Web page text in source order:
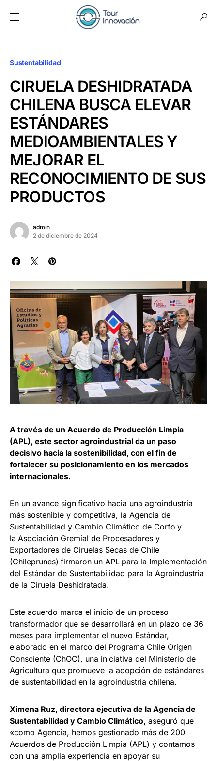
Sustentabilidad
CIRUELA DESHIDRATADA
CHILENA BUSCA ELEVAR
ESTÁNDARES
MEDIOAMBIENTALES Y
MEJORAR EL
RECONOCIMIENTO DE SUS
PRODUCTOS
admin
2 de diciembre de 2024
A través de un Acuerdo de Producción Limpia
(APL), este sector agroindustrial da un paso
decisivo hacia la sostenibilidad, con el fin de
fortalecer su posicionamiento en los mercados
internacionales.
En un avance significativo hacia una agroindustria
más sostenible y competitiva, la Agencia de
Sustentabilidad y Cambio Climático de Corfo y
la Asociación Gremial de Procesadores y
Exportadores de Ciruelas Secas de Chile
(Chileprunes) firmaron un APL para la Implementación
del Estándar de Sustentabilidad para la Agroindustria
de la Ciruela Deshidratada.
Este acuerdo marca el inicio de un proceso
transformador que se desarrollará en un plazo de 36
meses para implementar el nuevo Estándar,
elaborado en el marco del Programa Chile Origen
Consciente (ChOC), una iniciativa del Ministerio de
Agricultura que promueve la adopción de estándares
de sustentabilidad en la agroindustria chilena.
Ximena Ruz, directora ejecutiva de la Agencia de
Sustentabilidad y Cambio Climático, aseguró que
«como Agencia, hemos gestionado más de 200
Acuerdos de Producción Limpia (APL) y contamos
con una amplia experiencia en apoyar su